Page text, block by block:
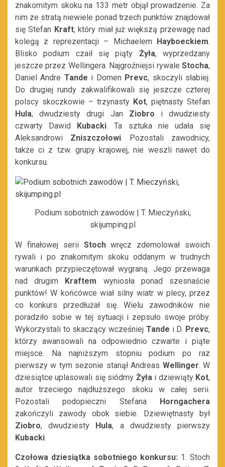
znakomitym skoku na 133 metr objął prowadzenie. Za
nim ze stratą niewiele ponad trzech punktów znajdował
się Stefan Kraft, który miał już większą przewagę nad
kolegą z reprezentacji – Michaelem
Hayboeckiem.
Blisko podium czaił się piąty Żyła, wyprzedzany
jeszcze przez Wellingera. Najgroźniejsi rywale Stocha,
Daniel Andre Tande i Domen Prevc, skoczyli słabiej.
Do drugiej rundy zakwalifikowali się jeszcze czterej
polscy skoczkowie – trzynasty Kot, piętnasty Stefan
Hula, dwudziesty drugi Jan Ziobro i dwudziesty
czwarty Dawid
Kubacki. Ta sztuka nie udała się
Aleksandrowi Zniszczołowi. Pozostali zawodnicy,
także ci z tzw. grupy krajowej, nie weszli nawet do
konkursu.
Podium sobotnich zawodów | T. Mieczyński,
skijumping.pl
W finałowej serii Stochwręcz zdemolował swoich
rywali i po znakomitym skoku oddanym w trudnych
warunkach przypieczętował wygraną. Jego przewaga
nad drugim
Kraftem wyniosła ponad szesnaście
punktów! W końcówce wiał silny wiatr w plecy, przez
co konkurs przedłużał się. Wielu zawodników nie
poradziło sobie w tej sytuacji i zepsuło swoje próby.
Wykorzystali to skaczący wcześniej Tande i D. Prevc,
którzy awansowali na odpowiednio czwarte i piąte
miejsce. Na najniższym stopniu podium po raz
pierwszy w tym sezonie stanął Andreas Wellinger. W
dziesiątce uplasowali się siódmy Żyłai dziewiąty Kot,
autor trzeciego najdłuższego skoku w całej serii.
Pozostali podopieczni Stefana
Horngachera
zakończyli zawody obok siebie. Dziewiętnasty był
Ziobro, dwudziesty Hula, a dwudziesty pierwszy
Kubacki.
Czołowa dziesiątka sobotniego konkursu: 1. Stoch